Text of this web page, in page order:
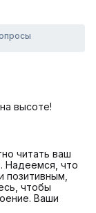
высоте!
читать ваш
Надеемся, что
чтобы
Ваши